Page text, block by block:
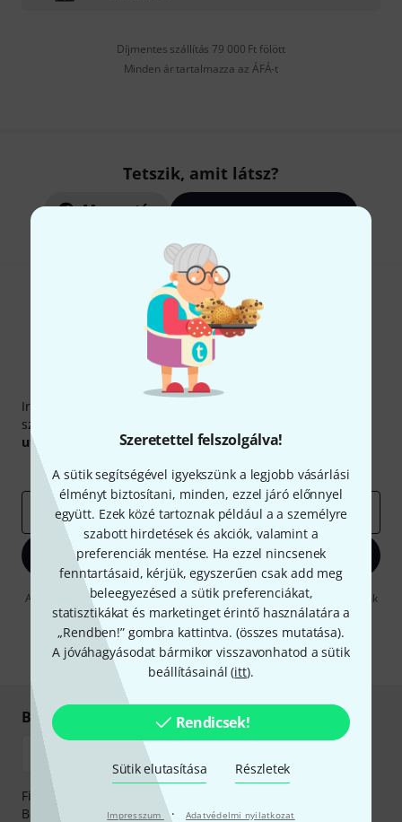
Szeretettel felszolgálva!
A sütik segítségével igyekszünk a legjobb vásárlási
élményt biztosítani, minden, ezzel járó előnnyel
együtt. Ezek közé tartoznak például a a személyre
szabott hirdetések és akciók, valamint a
preferenciák mentése. Ha ezzel nincsenek
fenntartásaid, kérjük, egyszerűen csak add meg
beleegyezésed a sütik preferenciákat,
statisztikákat és marketinget érintő használatára a
„Rendben!” gombra kattintva. (összes mutatása).
A jóváhagyásodat bármikor visszavonhatod a sütik
beállításainál (itt).
Rendicsek!
Sütik elutasítása Részletek
Impresszum · Adatvédelmi nyilatkozat
Díjmentes szállítás 79 000 Ft fölött
Minden ár tartalmazza az ÁFÁ-t
Tetszik, amit látsz?
Megosztás
Thomann hírlevél
Iratkozz fel a Thomann angol nyelvű hírlevelére, és kis
szerencsével megnyerheted a
utalvány
egyikét.
Inspiráló gondolatok
Akciók Thomann
e-mail cím *
Bejelentkezés
A "Bejelentkezés" gombra kattintva elfogadja, hogy e-mailben küldjünk
önnek hirdetéseket. Bármikor leiratkozhat erről. A hírlevélről további
információkat azdata protection guideline -ben talál.
* Kitöltés kötelező
Biztonságos vásárlás és fizetés
Fizessen biztonságosan, titkosítással: Banki átutalás vagy
Betéti- vagy hitelkártya segítségével